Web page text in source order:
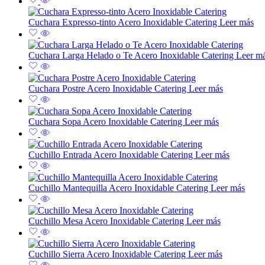
Cuchara Expresso-tinto Acero Inoxidable Catering Leer más
Cuchara Larga Helado o Te Acero Inoxidable Catering Leer
Cuchara Postre Acero Inoxidable Catering Leer más
Cuchara Sopa Acero Inoxidable Catering Leer más
Cuchillo Entrada Acero Inoxidable Catering Leer más
Cuchillo Mantequilla Acero Inoxidable Catering Leer más
Cuchillo Mesa Acero Inoxidable Catering Leer más
Cuchillo Sierra Acero Inoxidable Catering Leer más